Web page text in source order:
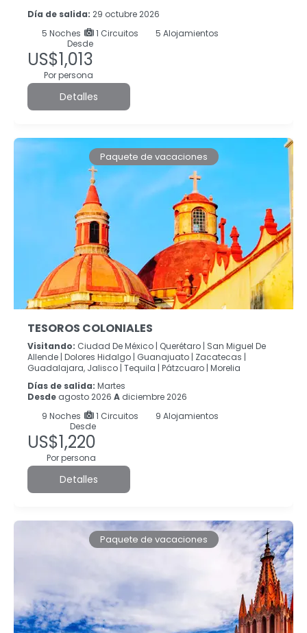
Día de salida: 29 octubre 2026
5 Noches 1 Circuitos
5 Alojamientos
Desde
US$1,013
Por persona
Detalles
Paquete de vacaciones
TESOROS COLONIALES
Visitando: Ciudad De México | Querétaro | San Miguel De
Allende | Dolores Hidalgo | Guanajuato | Zacatecas |
Guadalajara, Jalisco | Tequila | Pátzcuaro | Morelia
Días de salida: Martes
Desde agosto 2026 A diciembre 2026
9 Noches 1 Circuitos
9 Alojamientos
Desde
US$1,220
Por persona
Detalles
Paquete de vacaciones